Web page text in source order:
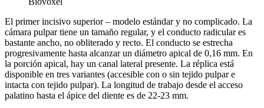
El primer incisivo superior – modelo estándar y no complicado. La
cámara pulpar tiene un tamaño regular, y el conducto radicular es
bastante ancho, no obliterado y recto. El conducto se estrecha
progresivamente hasta alcanzar un diámetro apical de 0,16 mm. En
la porción apical, hay un canal lateral presente. La réplica está
disponible en tres variantes (accesible con o sin tejido pulpar e
intacta con tejido pulpar). La longitud de trabajo desde el acceso
palatino hasta el ápice del diente es de 22-23 mm.